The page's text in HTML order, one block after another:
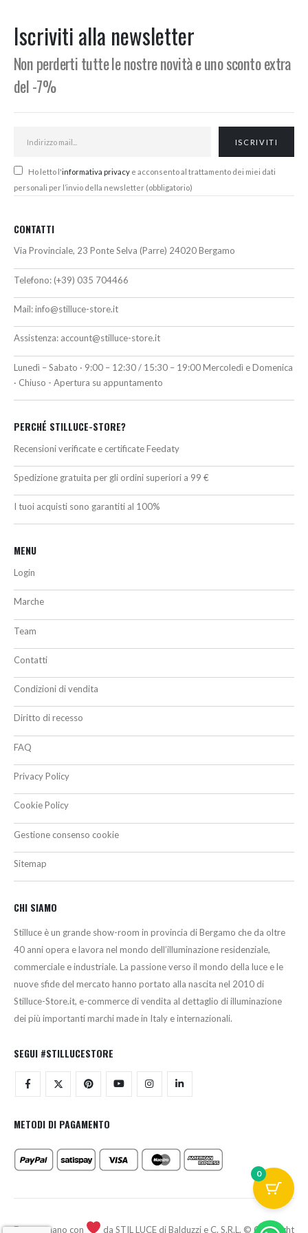
Iscriviti alla newsletter
Non perderti tutte le nostre novità e uno sconto extra
del -7%
Ho letto l'informativa privacy e acconsento al trattamento dei miei dati
personali per l’invio della newsletter (obbligatorio)
CONTATTI
Via Provinciale, 23 Ponte Selva (Parre) 24020 Bergamo
Telefono: (+39) 035 704466
Mail:info@stilluce-store.it
Assistenza: account@stilluce-store.it
Lunedì – Sabato · 9:00 – 12:30 / 15:30 – 19:00 Mercoledì e Domenica
· Chiuso - Apertura su appuntamento
PERCHÉ STILLUCE-STORE?
Recensioni verificate e certificate Feedaty
Spedizione gratuita per gli ordini superiori a 99 €
I tuoi acquisti sono garantiti al 100%
MENU
Login
Marche
Team
Contatti
Condizioni di vendita
Diritto di recesso
FAQ
Privacy Policy
Cookie Policy
Gestione consenso cookie
Sitemap
CHI SIAMO
Stilluce è un grande show-room in provincia di Bergamo che da oltre
40 anni opera e lavora nel mondo dell’illuminazione residenziale,
commerciale e industriale. La passione verso il mondo della luce e le
nuove sfide del mercato hanno portato alla nascita nel 2010 di
Stilluce-Store.it, e-commerce di vendita al dettaglio di illuminazione
dei più importanti marchi made in Italy e internazionali.
SEGUI #STILLUCESTORE
METODI DI PAGAMENTO
Fatto a mano con da STIL LUCE di Balduzzi e C. S.R.L. © Copyright
0